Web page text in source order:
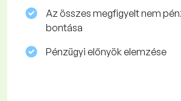
Az összes megfigyelt nem
bontása
Pénzügyi előnyök elemzése